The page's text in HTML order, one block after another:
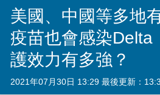
美國、中國等多地
疫苗也會感染
護效力有多強？
2021年07月30日 13:29 最後更新：